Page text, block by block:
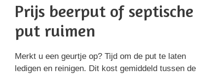
Prijs beerput of septische
put ruimen
Merkt u een geurtje op? Tijd om de put te laten
ledigen en reinigen. Dit kost gemiddeld tussen de